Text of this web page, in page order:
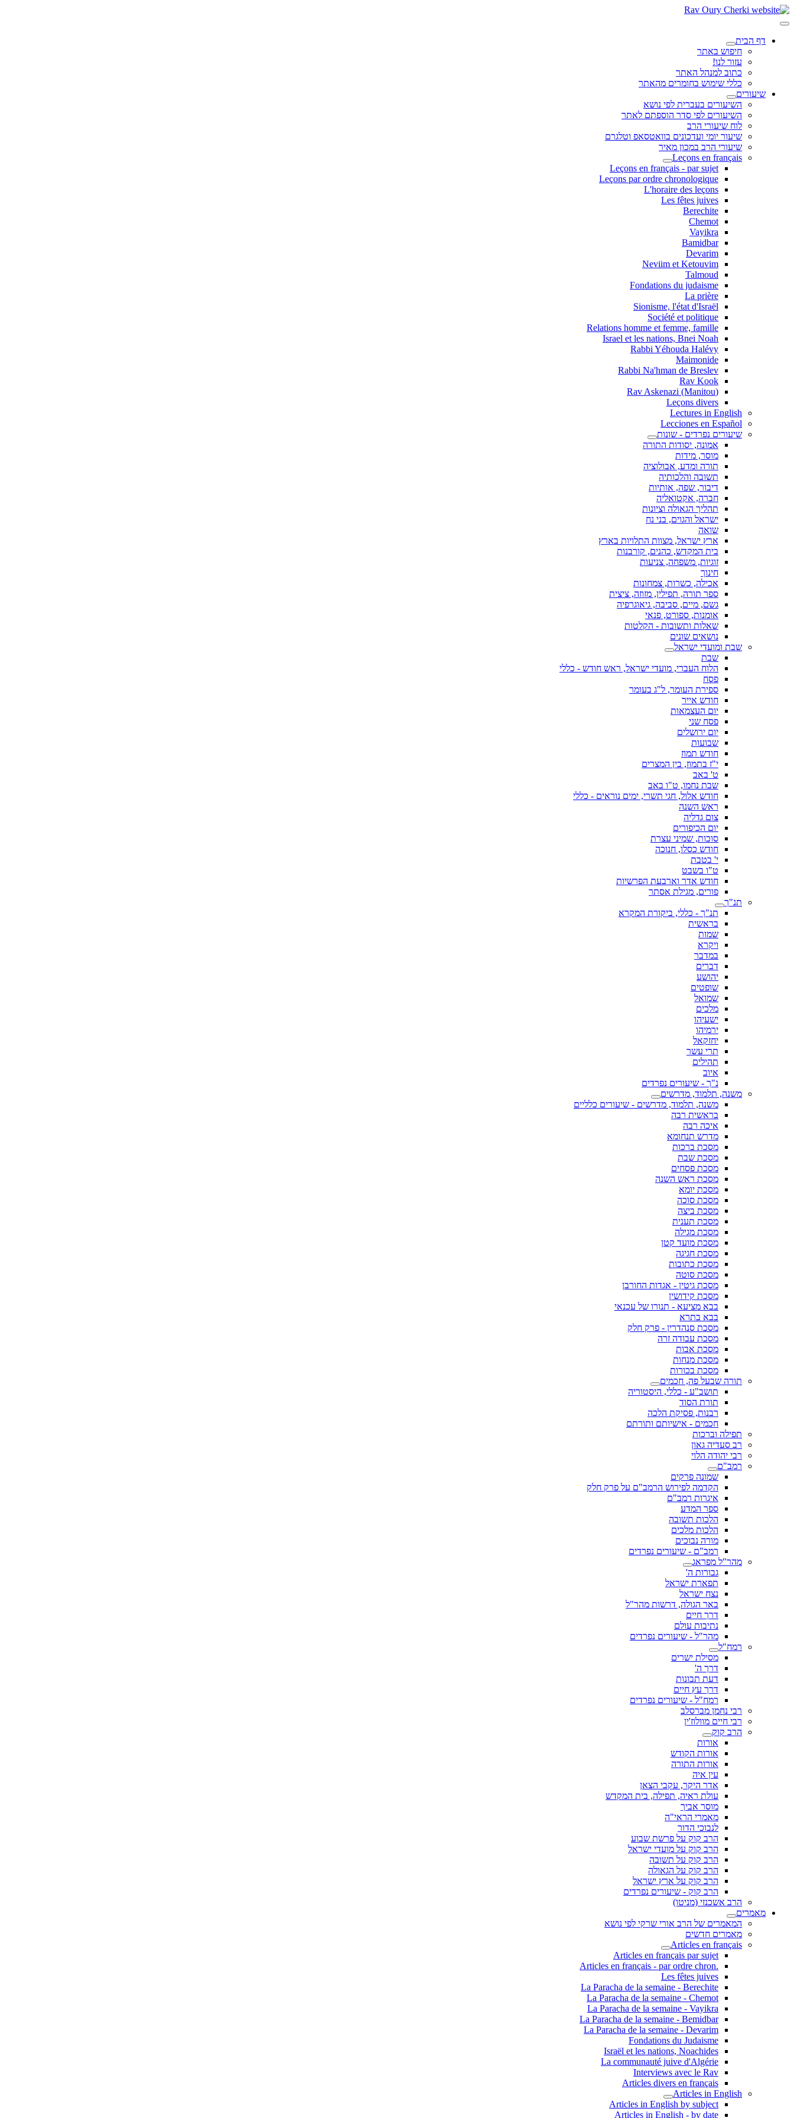
דף הבית
חיפוש באתר
עזור לנו!
כתוב למנהל האתר
כללי שימוש בחומרים מהאתר
שיעורים
השיעורים בעברית לפי נושא
השיעורים לפי סדר הוספתם לאתר
לוח שיעורי הרב
שיעור יומי ועדכונים בוואטסאפ וטלגרם
שיעורי הרב במכון מאיר
Leçons en français
Leçons en français - par sujet
Leçons par ordre chronologique
L'horaire des leçons
Les fêtes juives
Berechite
Chemot
Vayikra
Bamidbar
Devarim
Neviim et Ketouvim
Talmoud
Fondations du judaisme
La prière
Sionisme, l'état d'Israël
Société et politique
Relations homme et femme, famille
Israel et les nations, Bnei Noah
Rabbi Yéhouda Halévy
Maimonide
Rabbi Na'hman de Breslev
Rav Kook
(Rav Askenazi (Manitou
Leçons divers
Lectures in English
Lecciones en Español
שיעורים נפרדים - שונות
אמונה, יסודות התורה
מוסר, מידות
תורה ומדע, אבולוציה
תשובה והלכותיה
דיבור, שפה, אותיות
חברה, אקטואליה
תהליך הגאולה וציונות
ישראל והגוים, בני נח
שואה
ארץ ישראל, מצוות התלויות בארץ
בית המקדש, כהנים, קורבנות
זוגיות, משפחה, צניעות
חינוך
אכילה, כשרות, צמחונות
ספר תורה, תפילין, מזוזה, ציצית
גשם, מיים, סביבה, גיאוגרפיה
אומנות, ספורט, פנאי
שאלות ותשובות - הקלטות
נושאים שונים
שבת ומועדי ישראל
שבת
הלוח העברי, מועדי ישראל, ראש חודש - כללי
פסח
ספירת העומר, ל"ג בעומר
חודש אייר
יום העצמאות
פסח שני
יום ירושלים
שבועות
חודש תמוז
י"ז בתמוז, בין המצרים
ט' באב
שבת נחמו, ט"ו באב
חודש אלול, חגי תשרי, ימים נוראים - כללי
ראש השנה
צום גדליה
יום הכיפורים
סוכות, שמיני עצרת
חודש כסלו, חנוכה
י' בטבת
ט"ו בשבט
חודש אדר וארבעת הפרשיות
פורים, מגילת אסתר
תנ"ך
תנ"ך - כללי, ביקורת המקרא
בראשית
שמות
ויקרא
במדבר
דברים
יהושע
שופטים
שמואל
מלכים
ישעיהו
ירמיהו
יחזקאל
תרי עשר
תהילים
איוב
נ"ך - שיעורים נפרדים
משנה, תלמוד, מדרשים
משנה, תלמוד, מדרשים - שיעורים כלליים
בראשית רבה
איכה רבה
מדרש תנחומא
מסכת ברכות
מסכת שבת
מסכת פסחים
מסכת ראש השנה
מסכת יומא
מסכת סוכה
מסכת ביצה
מסכת תענית
מסכת מגילה
מסכת מועד קטן
מסכת חגיגה
מסכת כתובות
מסכת סוטה
מסכת גיטין - אגדות החורבן
מסכת קידושין
בבא מציעא - תנורו של עכנאי
בבא בתרא
מסכת סנהדרין - פרק חלק
מסכת עבודה זרה
מסכת אבות
מסכת מנחות
מסכת בכורות
תורה שבעל פה, חכמים
תושב"ע - כללי, היסטוריה
תורת הסוד
רבנות, פסיקת הלכה
חכמים - אישיותם ותורתם
תפילה וברכות
רב סעדיה גאון
רבי יהודה הלוי
רמב"ם
שמונה פרקים
הקדמה לפירוש הרמב"ם על פרק חלק
איגרות רמב"ם
ספר המדע
הלכות תשובה
הלכות מלכים
מורה נבוכים
רמב"ם - שיעורים נפרדים
מהר"ל מפראג
גבורות ה'
תפארת ישראל
נצח ישראל
באר הגולה, דרשות מהר"ל
דרך חיים
נתיבות עולם
מהר"ל - שיעורים נפרדים
רמח"ל
מסילת ישרים
דרך ה'
דעת תבונות
דרך עץ חיים
רמח"ל - שיעורים נפרדים
רבי נחמן מברסלב
רבי חיים מוולוז'ין
הרב קוק
אורות
אורות הקודש
אורות התורה
עין איה
אדר היקר, עקבי הצאן
עולת ראיה, תפילה, בית המקדש
מוסר אביך
מאמרי הראי"ה
לנבוכי הדור
הרב קוק על פרשת שבוע
הרב קוק על מועדי ישראל
הרב קוק על תשובה
הרב קוק על הגאולה
הרב קוק על ארץ ישראל
הרב קוק - שיעורים נפרדים
הרב אשכנזי (מניטו)
מאמרים
המאמרים של הרב אורי שרקי לפי נושא
מאמרים חדשים
Articles en français
Articles en français par sujet
.Articles en français - par ordre chron
Les fêtes juives
La Paracha de la semaine - Berechite
La Paracha de la semaine - Chemot
La Paracha de la semaine - Vayikra
La Paracha de la semaine - Bemidbar
La Paracha de la semaine - Devarim
Fondations du Judaisme
Israël et les nations, Noachides
La communauté juive d'Algérie
Interviews avec le Rav
Articles divers en français
Articles in English
Articles in English by subject
Articles in English - by date